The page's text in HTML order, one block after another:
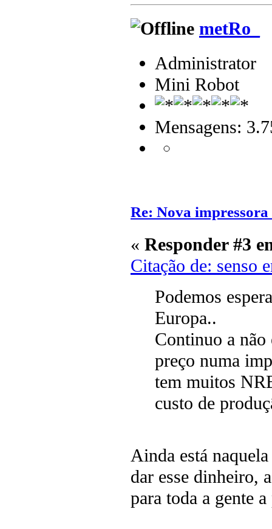
metRo_
Administrator
Mini Robot
Mensagens:
Re: Nova
« Responder #3
Citação de: senso
Podemos
Europa..
Continuo a não
preço numa
tem muitos
custo de
Ainda está
dar esse dinheiro,
para toda a gente